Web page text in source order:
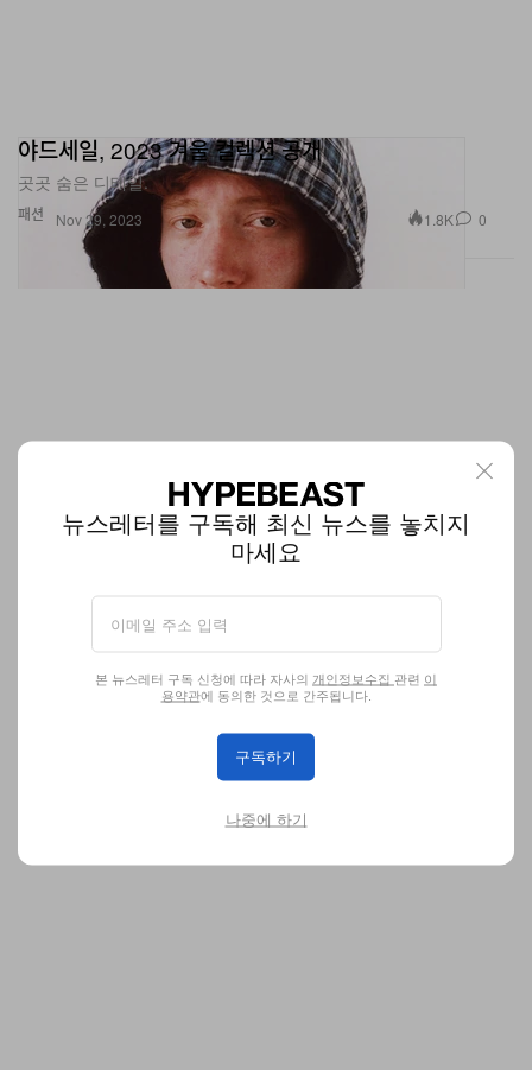
패션
야드세일, 2023 겨울 컬렉션 공개
곳곳 숨은 디테일.
Nov 29, 2023 1.8K 0
테슬라의 사이버트럭이 생산 위기에 직면했다
뉴스레터를 구독해 최신 뉴스를 놓치지
마세요
본 뉴스레터 구독 신청에 따라 자사의 개인정보수집 관련 이
용약관에 동의한 것으로 간주됩니다.
구독하기
나중에 하기